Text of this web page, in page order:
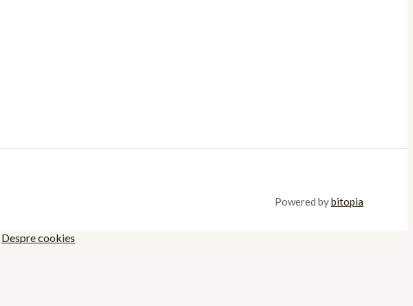
Powered bybitopia
Despre cookies